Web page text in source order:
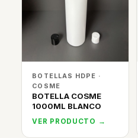
BOTELLAS HDPE ·
COSME
BOTELLA COSME
1000ML BLANCO
VER PRODUCTO →